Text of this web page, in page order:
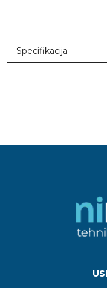
Specifikacija